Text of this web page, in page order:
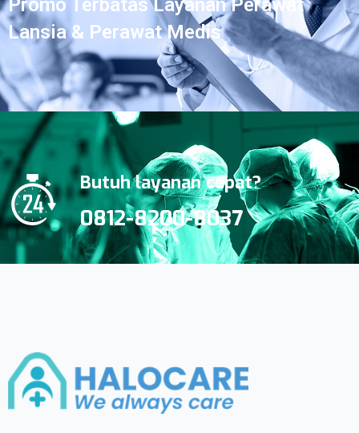
Promo Terbatas Layanan Perawat
Lansia & Perawat Medis
Butuh layanan cepat?
0812-8200-8037